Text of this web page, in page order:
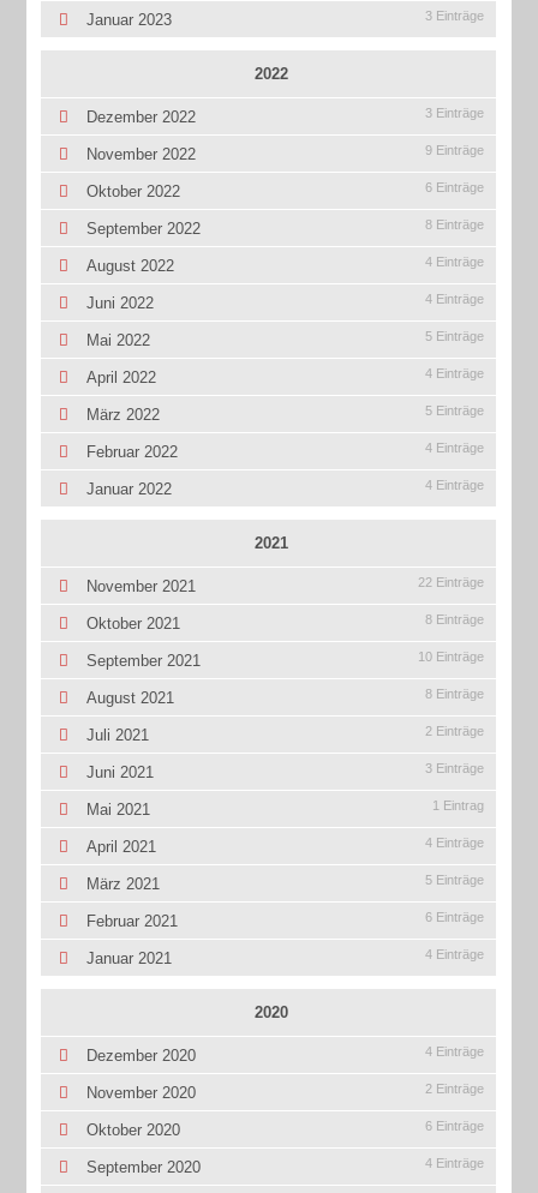
Januar 2023 3 Einträge
2022
Dezember 2022 3 Einträge
November 2022 9 Einträge
Oktober 2022 6 Einträge
September 2022 8 Einträge
August 2022 4 Einträge
Juni 2022 4 Einträge
Mai 2022 5 Einträge
April 2022 4 Einträge
März 2022 5 Einträge
Februar 2022 4 Einträge
Januar 2022 4 Einträge
2021
November 2021 22 Einträge
Oktober 2021 8 Einträge
September 2021 10 Einträge
August 2021 8 Einträge
Juli 2021 2 Einträge
Juni 2021 3 Einträge
Mai 2021 1 Eintrag
April 2021 4 Einträge
März 2021 5 Einträge
Februar 2021 6 Einträge
Januar 2021 4 Einträge
2020
Dezember 2020 4 Einträge
November 2020 2 Einträge
Oktober 2020 6 Einträge
September 2020 4 Einträge